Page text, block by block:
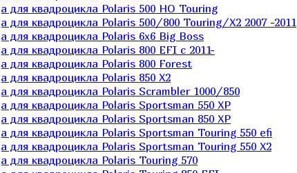
для квадроцикла Polaris 500 HO Touring
для квадроцикла Polaris 500/800 Touring/X2 2007 -2011
для квадроцикла Polaris 6х6 Big Boss
для квадроцикла Polaris 800 EFI с 2011-
для квадроцикла Polaris 800 Forest
для квадроцикла Polaris 850 X2
для квадроцикла Polaris Scrambler 1000/850
для квадроцикла Polaris Sportsman 550 XP
для квадроцикла Polaris Sportsman 850 XP
для квадроцикла Polaris Sportsman Touring 550 efi
для квадроцикла Polaris Sportsman Touring 550 X2
для квадроцикла Polaris Touring 570